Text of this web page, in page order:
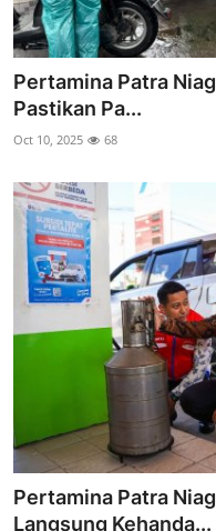
Pertamina Patra
Pastikan Pa...
Oct 10, 2025 68
Pertamina Patra
Langsung Kehanda...